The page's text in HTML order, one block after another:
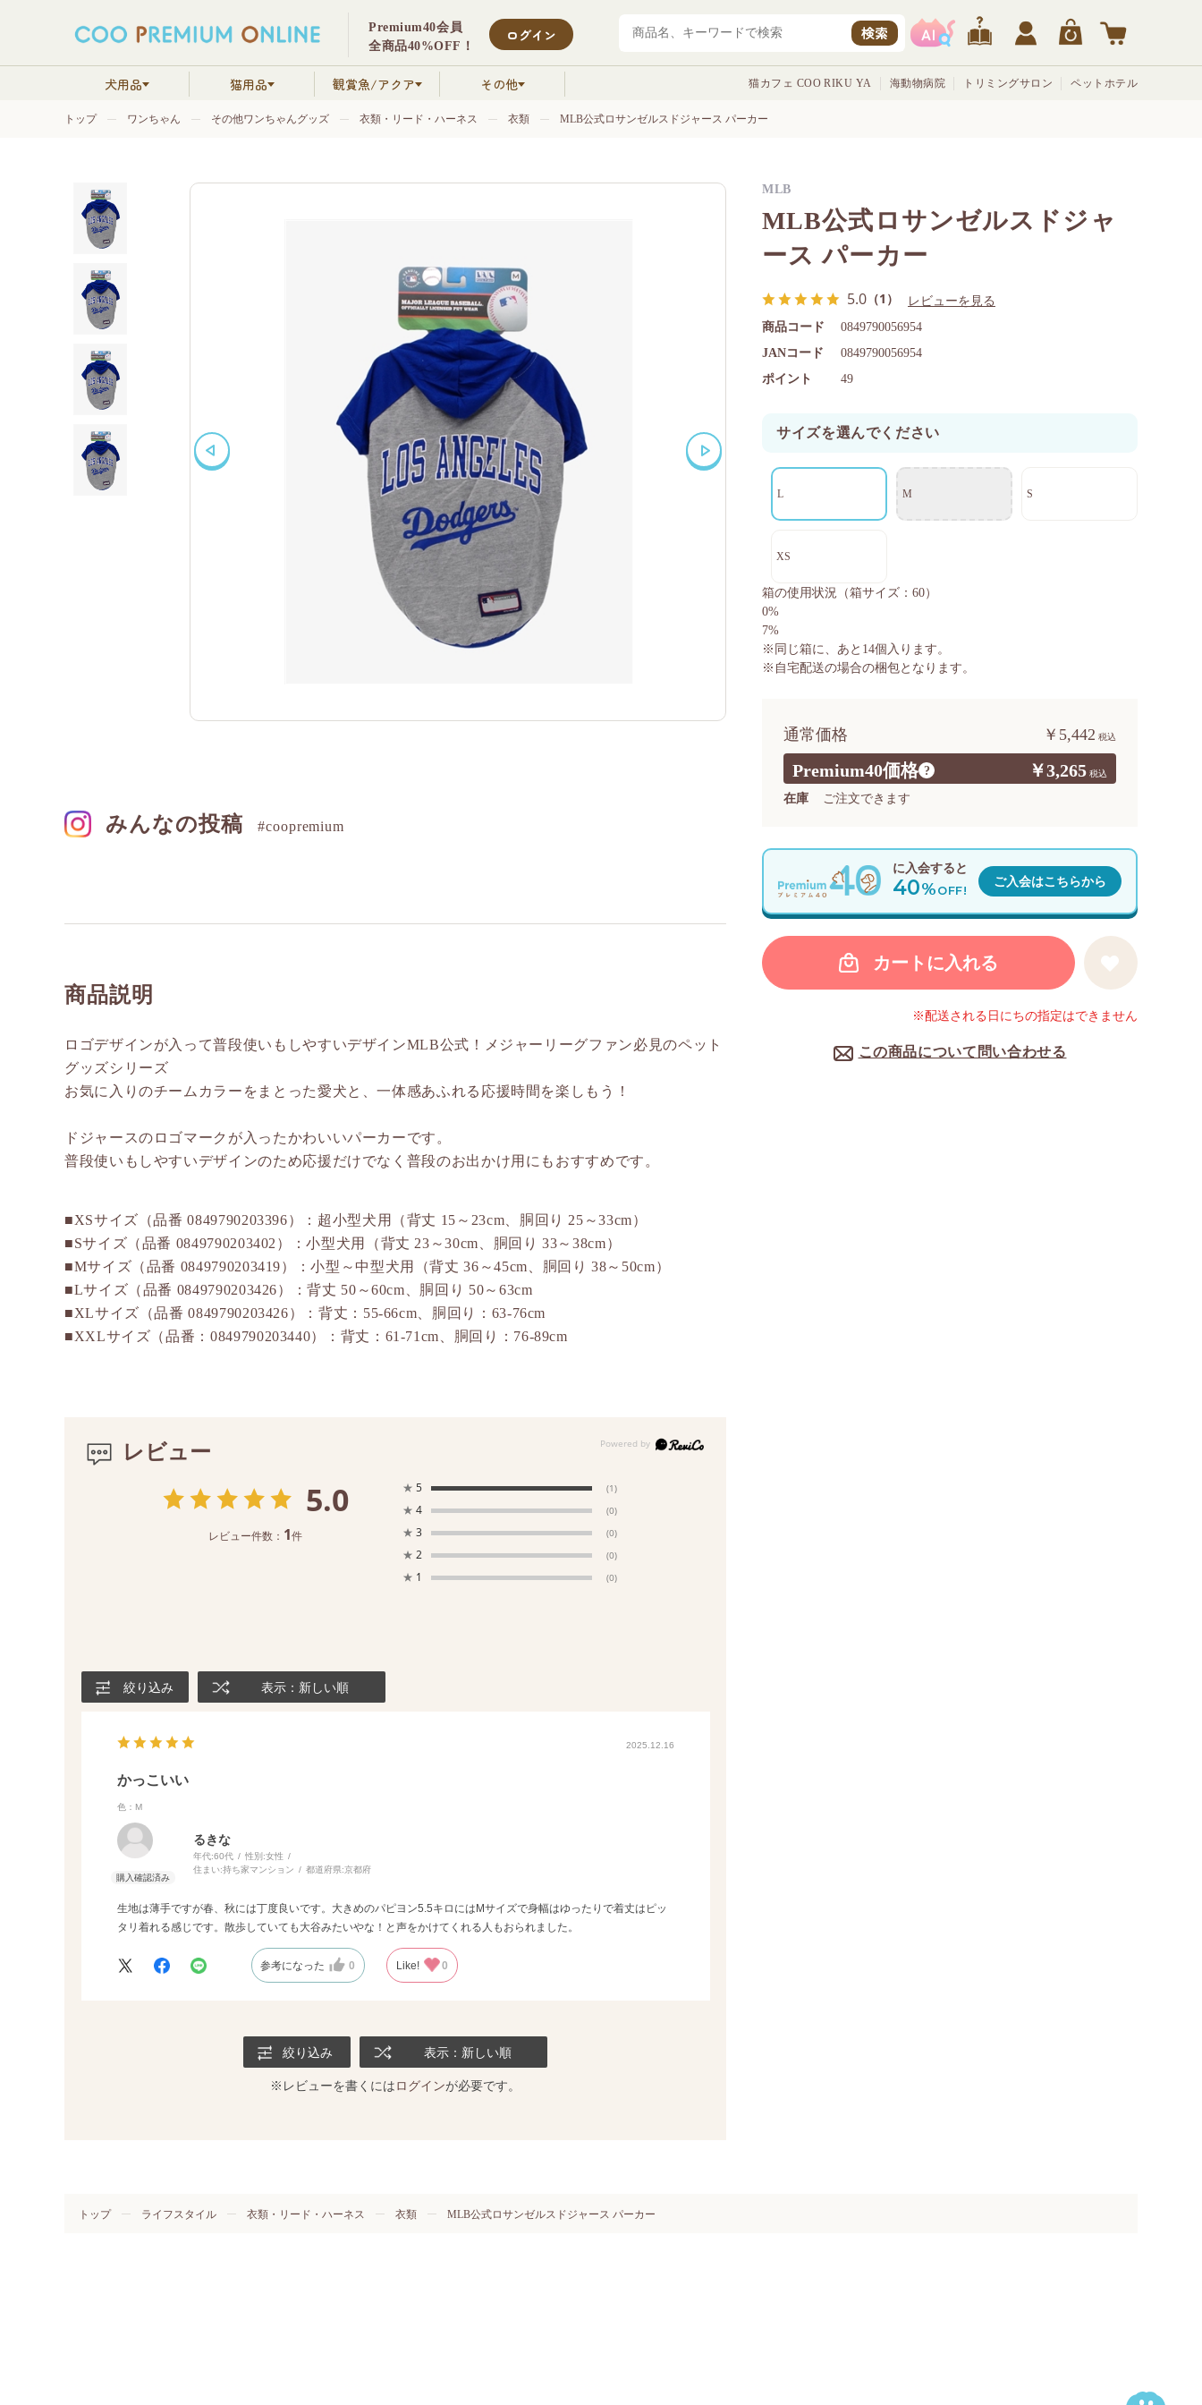
Premium40会員
全商品40%OFF！
ログイン 検索
犬用品 猫用品 観賞魚/アクア その他 猫カフェ COO RIKU YA 海動物病院 トリミングサロン ペットホテル
トップ ワンちゃん その他ワンちゃんグッズ 衣類・リード・ハーネス 衣類 MLB公式ロサンゼルスドジャース パーカー
みんなの投稿 #coopremium
商品説明
ロゴデザインが入って普段使いもしやすいデザインMLB公式！メジャーリーグファン必見のペット
グッズシリーズ
お気に入りのチームカラーをまとった愛犬と、一体感あふれる応援時間を楽しもう！
ドジャースのロゴマークが入ったかわいいパーカーです。
普段使いもしやすいデザインのため応援だけでなく普段のお出かけ用にもおすすめです。
■XSサイズ（品番 0849790203396）：超小型犬用（背丈 15～23cm、胴回り 25～33cm）
■Sサイズ（品番 0849790203402）：小型犬用（背丈 23～30cm、胴回り 33～38cm）
■Mサイズ（品番 0849790203419）：小型～中型犬用（背丈 36～45cm、胴回り 38～50cm）
■Lサイズ（品番 0849790203426）：背丈 50～60cm、胴回り 50～63cm
■XLサイズ（品番 0849790203426）：背丈：55-66cm、胴回り：63-76cm
■XXLサイズ（品番：0849790203440）：背丈：61-71cm、胴回り：76-89cm
レビュー
5.0
レビュー件数： 1件
★ 5 (1)
★ 4 (0)
★ 3 (0)
★ 2 (0)
★ 1 (0)
絞り込み 表示：新しい順
2025.12.16
かっこいい
色：M
るきな
年代:60代 性別:女性
住まい:持ち家マンション 都道府県:京都府
生地は薄手ですが春、秋には丁度良いです。大きめのパピヨン5.5キロにはMサイズで身幅はゆったりで着丈はピッ
タリ着れる感じです。散歩していても大谷みたいやな！と声をかけてくれる人もおられました。
参考になった 0 Like! 0
絞り込み 表示：新しい順
※レビューを書くにはログインが必要です。
MLB公式ロサンゼルスドジャ
ース パーカー
5.0 （1） レビューを見る
Premium40価格 ? ￥3,265
通常価格 ￥5,442
在庫 ご注文できます
商品コード 0849790056954
ポイント 49
JANコード 0849790056954
サイズを選んでください
L M S
XS
カートに入れる
この商品について問い合わせる
箱の使用状況 （箱サイズ：60）
0%
7%
※同じ箱に、あと 14個入ります。
※自宅配送の場合の梱包となります。
MLB
※配送される日にちの指定はできません
に入会すると
40%OFF!
ご入会はこちらから
トップ ライフスタイル 衣類・リード・ハーネス 衣類 MLB公式ロサンゼルスドジャース パーカー